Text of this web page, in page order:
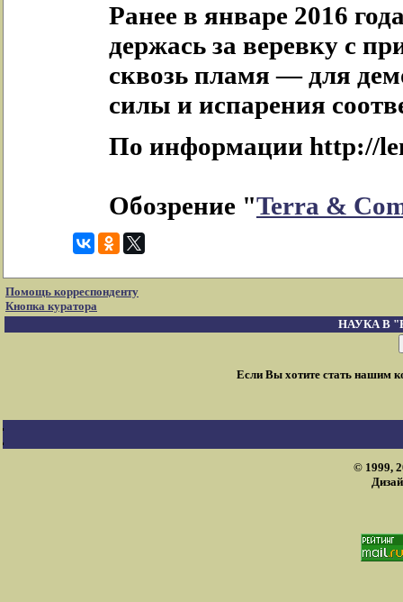
Ранее в январе 2016
держась за веревку с
сквозь пламя — для
силы и испарения
По информации http://
Обозрение "Terra &
Помощь корреспонденту
Кнопка куратора
НАУКА В
Если Вы хотите стать нашим
© 1999,